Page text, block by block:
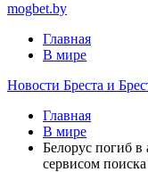
mogbet.by
Главная
В мире
Новости Бреста и
Главная
В мире
Белорус погиб в
сервисом